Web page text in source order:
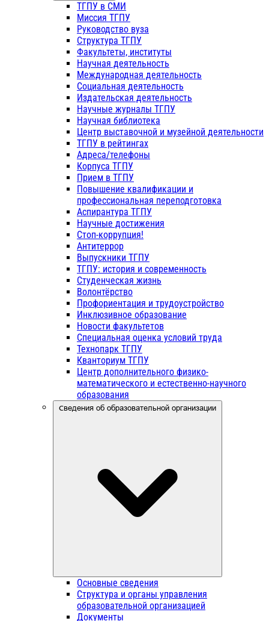
ТГПУ в СМИ
Миссия ТГПУ
Руководство вуза
Структура ТГПУ
Факультеты, институты
Научная деятельность
Международная деятельность
Социальная деятельность
Издательская деятельность
Научные журналы ТГПУ
Научная библиотека
Центр выставочной и музейной деятельности
ТГПУ в рейтингах
Адреса/телефоны
Корпуса ТГПУ
Прием в ТГПУ
Повышение квалификации и
профессиональная переподготовка
Аспирантура ТГПУ
Научные достижения
Стоп-коррупция!
Антитеррор
Выпускники ТГПУ
ТГПУ: история и современность
Студенческая жизнь
Волонтёрство
Профориентация и трудоустройство
Инклюзивное образование
Новости факультетов
Специальная оценка условий труда
Технопарк ТГПУ
Кванториум ТГПУ
Центр дополнительного физико-
математического и естественно-научного
образования
Сведения об образовательной организации
Основные сведения
Структура и органы управления
образовательной организацией
Документы